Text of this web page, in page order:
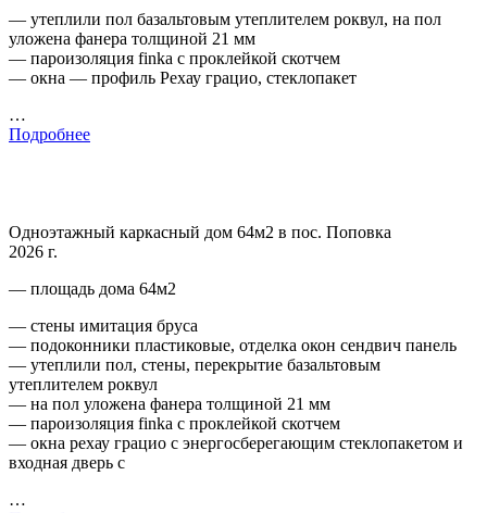
— утеплили пол базальтовым утеплителем роквул, на пол
уложена фанера толщиной 21 мм
— пароизоляция finka с проклейкой скотчем
— окна — профиль Рехау грацио, стеклопакет
…
Подробнее
Одноэтажный каркасный дом 64м2 в пос. Поповка
2026 г.
— площадь дома 64м2
— стены имитация бруса
— подоконники пластиковые, отделка окон сендвич панель
— утеплили пол, стены, перекрытие базальтовым
утеплителем роквул
— на пол уложена фанера толщиной 21 мм
— пароизоляция finka с проклейкой скотчем
— окна рехау грацио с энергосберегающим стеклопакетом и
входная дверь с
…